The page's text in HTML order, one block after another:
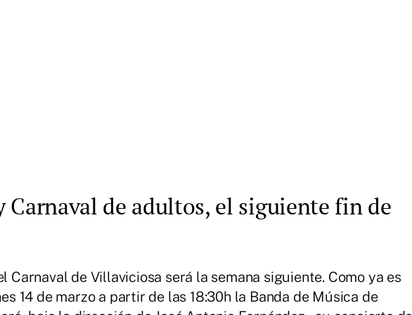
Carnaval de adultos, el siguiente fin de
Carnaval de Villaviciosa será la semana siguiente. Como ya es
14 de marzo a partir de las 18:30h la Banda de Música de